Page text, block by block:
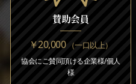
賛助会員
￥20,000（一口以上）
協会にご賛同頂ける企業様/個人
様